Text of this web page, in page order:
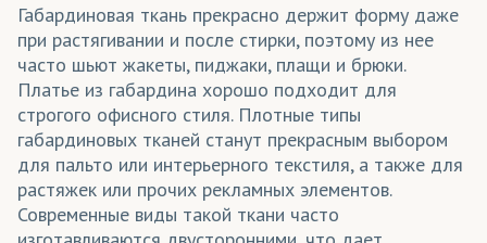
Сандвич/Сэндвич (трикотаж)
Сатен(ткани)
Саундтекс(ткани)
Сетка/Ячейка(трикотаж)
Спанбонд(ткани)
Суперэластик(трикотаж)
Габардиновая ткань прекрасно держит форму даже
при растягивании и после стирки, поэтому из нее
часто шьют жакеты, пиджаки, плащи и брюки.
Платье из габардина хорошо подходит для
строгого офисного стиля. Плотные типы
габардиновых тканей станут прекрасным выбором
для пальто или интерьерного текстиля, а также для
растяжек или прочих рекламных элементов.
Современные виды такой ткани часто